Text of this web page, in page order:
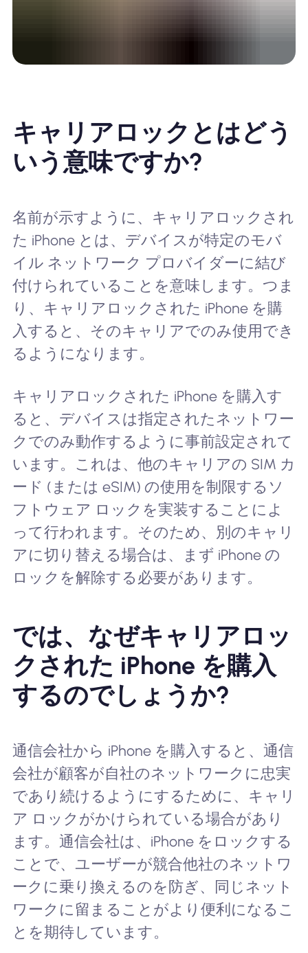
キャリアロックとはどう
いう意味ですか?
名前が示すように、キャリアロックされ
た iPhone とは、デバイスが特定のモバ
イル ネットワーク プロバイダーに結び
付けられていることを意味します。つま
り、キャリアロックされた iPhone を購
入すると、そのキャリアでのみ使用でき
るようになります。
キャリアロックされた iPhone を購入す
ると、デバイスは指定されたネットワー
クでのみ動作するように事前設定されて
います。これは、他のキャリアの SIM カ
ード (または eSIM) の使用を制限するソ
フトウェア ロックを実装することによ
って行われます。そのため、別のキャリ
アに切り替える場合は、まず iPhone の
ロックを解除する必要があります。
では、なぜキャリアロッ
クされた iPhone を購入
するのでしょうか?
通信会社から iPhone を購入すると、通信
会社が顧客が自社のネットワークに忠実
であり続けるようにするために、キャリ
ア ロックがかけられている場合があり
ます。通信会社は、iPhone をロックする
ことで、ユーザーが競合他社のネットワ
ークに乗り換えるのを防ぎ、同じネット
ワークに留まることがより便利になるこ
とを期待しています。